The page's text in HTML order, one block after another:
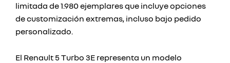
limitada de 1.980 ejemplares que incluye opciones
de customización extremas, incluso bajo pedido
personalizado.
El Renault 5 Turbo 3E representa un modelo